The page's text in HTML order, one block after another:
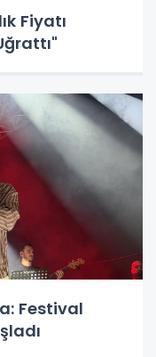
Fiyatı
Festival